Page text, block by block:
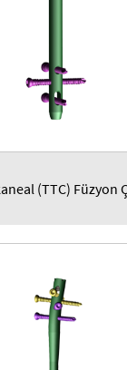
(TTC) Füzyon